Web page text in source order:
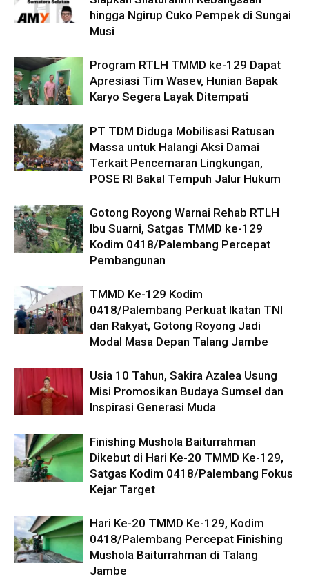
hingga Ngirup Cuko Pempek di Sungai
Musi
Program RTLH TMMD ke-129 Dapat
Apresiasi Tim Wasev, Hunian Bapak
Karyo Segera Layak Ditempati
PT TDM Diduga Mobilisasi Ratusan
Massa untuk Halangi Aksi Damai
Terkait Pencemaran Lingkungan,
POSE RI Bakal Tempuh Jalur Hukum
Gotong Royong Warnai Rehab RTLH
Ibu Suarni, Satgas TMMD ke-129
Kodim 0418/Palembang Percepat
Pembangunan
TMMD Ke-129 Kodim
0418/Palembang Perkuat Ikatan TNI
dan Rakyat, Gotong Royong Jadi
Modal Masa Depan Talang Jambe
Usia 10 Tahun, Sakira Azalea Usung
Misi Promosikan Budaya Sumsel dan
Inspirasi Generasi Muda
Finishing Mushola Baiturrahman
Dikebut di Hari Ke-20 TMMD Ke-129,
Satgas Kodim 0418/Palembang Fokus
Kejar Target
Hari Ke-20 TMMD Ke-129, Kodim
0418/Palembang Percepat Finishing
Mushola Baiturrahman di Talang
Jambe